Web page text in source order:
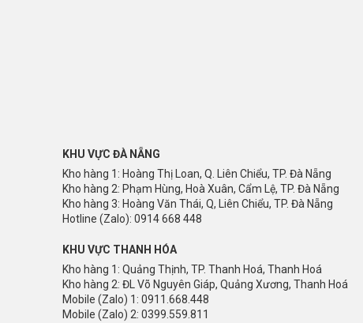
KHU VỰC ĐÀ NẴNG
Kho hàng 1: Hoàng Thị Loan, Q. Liên Chiểu, TP. Đà Nẵng
Kho hàng 2: Phạm Hùng, Hoà Xuân, Cẩm Lệ, TP. Đà Nẵng
Kho hàng 3: Hoàng Văn Thái, Q, Liên Chiểu, TP. Đà Nẵng
Hotline (Zalo): 0914 668 448
KHU VỰC THANH HÓA
Kho hàng 1: Quảng Thịnh, TP. Thanh Hoá, Thanh Hoá
Kho hàng 2: ĐL Võ Nguyên Giáp, Quảng Xương, Thanh Hoá
Mobile (Zalo) 1: 0911.668.448
Mobile (Zalo) 2: 0399.559.811